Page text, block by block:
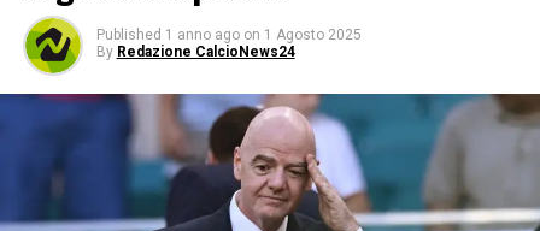
Published 1 anno ago on 1 Agosto 2025
By Redazione CalcioNews24